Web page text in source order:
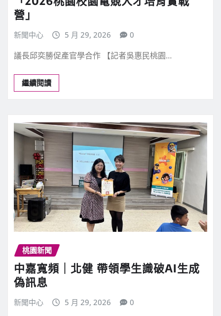
營」
新聞中心 5 月 29, 2026 0
議長邱奕勝促產官學合作 【記者吳惠民桃園…
繼續閱讀
桃園新聞
中嘉寬頻｜北健 帶領學生識破AI生成
偽訊息
新聞中心 5 月 29, 2026 0